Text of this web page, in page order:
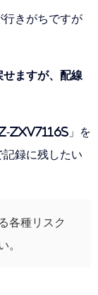
行きがちですが
せますが、配線
ZXV7116S」を
録に残したい
各種リスク
。